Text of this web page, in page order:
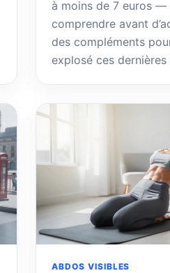
à moins de 7 euros —
comprendre avant
des compléments
explosé ces
ABDOS VISIBLES